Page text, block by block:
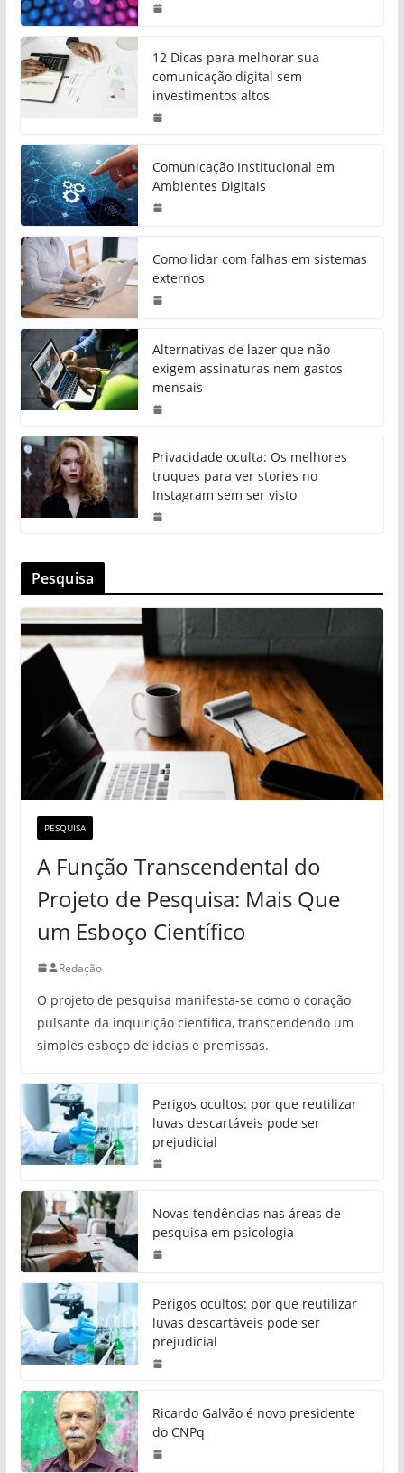
12 Dicas para melhorar sua
comunicação digital sem
investimentos altos
Comunicação Institucional em
Ambientes Digitais
Como lidar com falhas em sistemas
externos
Alternativas de lazer que não
exigem assinaturas nem gastos
mensais
Privacidade oculta: Os melhores
truques para ver stories no
Instagram sem ser visto
Pesquisa
PESQUISA
A Função Transcendental do
Projeto de Pesquisa: Mais Que
um Esboço Científico
Redação
O projeto de pesquisa manifesta-se como o coração
pulsante da inquirição científica, transcendendo um
simples esboço de ideias e premissas.
Perigos ocultos: por que reutilizar
luvas descartáveis pode ser
prejudicial
Novas tendências nas áreas de
pesquisa em psicologia
Perigos ocultos: por que reutilizar
luvas descartáveis pode ser
prejudicial
Ricardo Galvão é novo presidente
do CNPq